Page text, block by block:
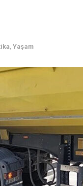
Yaşam